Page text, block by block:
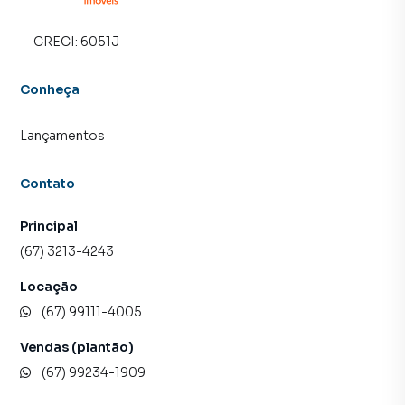
CRECI: 6051J
Conheça
Lançamentos
Contato
Principal
(67) 3213-4243
Locação
(67) 99111-4005
Vendas (plantão)
(67) 99234-1909